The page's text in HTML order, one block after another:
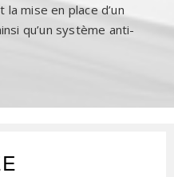
mise en place d’un
qu’un système anti-